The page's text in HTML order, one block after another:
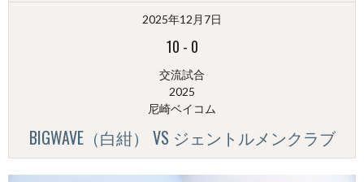
2025年12月7日
10 - 0
交流試合
2025
尼崎ベイコム
BIGWAVE（白紺） VS ジェントルメンクラブ